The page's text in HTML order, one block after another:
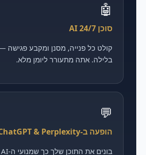
🤖
סוכן AI 24/7
בלילה. אתה מתעורר ליומן מלא.
💬
הופעה ב-ChatGPT & Perplexity